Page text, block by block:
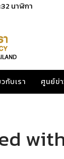
นาฬิกา
กับเรา ศูนย์ข่